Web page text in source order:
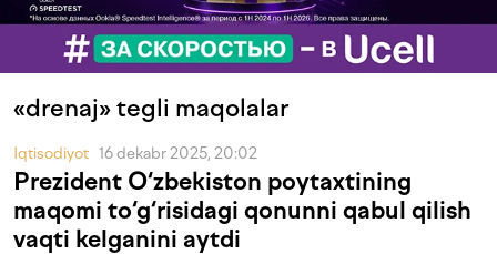
«drenaj» tegli maqolalar
Iqtisodiyot 16 dekabr 2025, 20:02
Prezident O‘zbekiston poytaxtining
maqomi to‘g‘risidagi qonunni qabul qilish
vaqti kelganini aytdi